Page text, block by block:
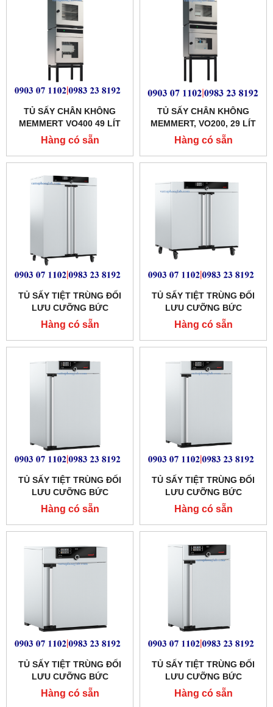
TỦ SẤY CHÂN KHÔNG
MEMMERT VO400 49 LÍT
Hàng có sẵn
TỦ SẤY CHÂN KHÔNG
MEMMERT, VO200, 29 LÍT
Hàng có sẵn
TỦ SẤY TIỆT TRÙNG ĐỐI
LƯU CƯỠNG BỨC
MEMMERT 749 LÍT
MODEL:SF750
Hàng có sẵn
TỦ SẤY TIỆT TRÙNG ĐỐI
LƯU CƯỠNG BỨC
MEMMERT 449 LÍT MODEL:
SF450
Hàng có sẵn
TỦ SẤY TIỆT TRÙNG ĐỐI
LƯU CƯỠNG BỨC
MEMMERT 256 LÍT
MODEL:SF260
Hàng có sẵn
TỦ SẤY TIỆT TRÙNG ĐỐI
LƯU CƯỠNG BỨC
MEMMERT 161 LÍT MODEL:
SF160
Hàng có sẵn
TỦ SẤY TIỆT TRÙNG ĐỐI
LƯU CƯỠNG BỨC
MEMMERT 108 LÍT
MODEL:SF110
Hàng có sẵn
TỦ SẤY TIỆT TRÙNG ĐỐI
LƯU CƯỠNG BỨC
MEMMERT 74 LÍT
MODEL:SF75
Hàng có sẵn